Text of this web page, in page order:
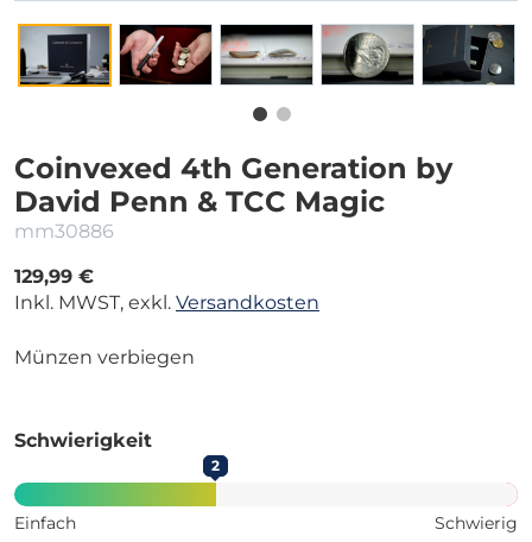
Coinvexed 4th Generation by
David Penn & TCC Magic
mm30886
129,99 €
Inkl. MWST, exkl. Versandkosten
Münzen verbiegen
Schwierigkeit
2
Einfach Schwierig